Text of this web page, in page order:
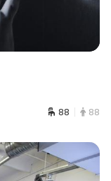
88 88